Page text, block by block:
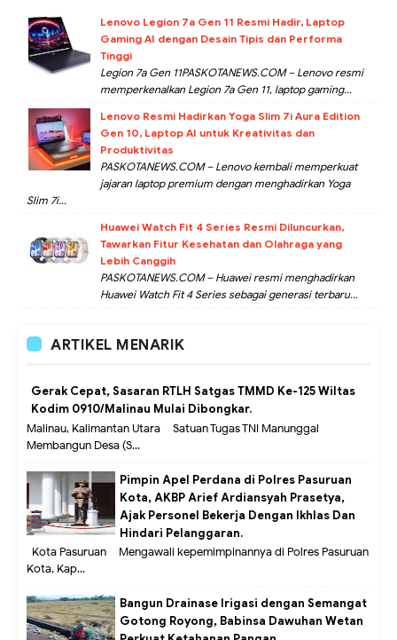
Lenovo Legion 7a Gen 11 Resmi Hadir, Laptop
Gaming AI dengan Desain Tipis dan Performa
Tinggi
Legion 7a Gen 11PASKOTANEWS.COM – Lenovo resmi
memperkenalkan Legion 7a Gen 11, laptop gaming...
Lenovo Resmi Hadirkan Yoga Slim 7i Aura Edition
Gen 10, Laptop AI untuk Kreativitas dan
Produktivitas
PASKOTANEWS.COM – Lenovo kembali memperkuat
jajaran laptop premium dengan menghadirkan Yoga
Slim 7i...
Huawei Watch Fit 4 Series Resmi Diluncurkan,
Tawarkan Fitur Kesehatan dan Olahraga yang
Lebih Canggih
PASKOTANEWS.COM – Huawei resmi menghadirkan
Huawei Watch Fit 4 Series sebagai generasi terbaru...
ARTIKEL MENARIK
Gerak Cepat, Sasaran RTLH Satgas TMMD Ke-125 Wiltas
Kodim 0910/Malinau Mulai Dibongkar.
Malinau, Kalimantan Utara – Satuan Tugas TNI Manunggal
Membangun Desa (S...
Pimpin Apel Perdana di Polres Pasuruan
Kota, AKBP Arief Ardiansyah Prasetya,
Ajak Personel Bekerja Dengan Ikhlas Dan
Hindari Pelanggaran.
Kota Pasuruan – Mengawali kepemimpinannya di Polres Pasuruan
Kota, Kap...
Bangun Drainase Irigasi dengan Semangat
Gotong Royong, Babinsa Dawuhan Wetan